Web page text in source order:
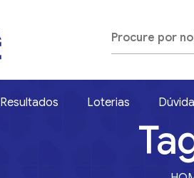
Resultados Loterias